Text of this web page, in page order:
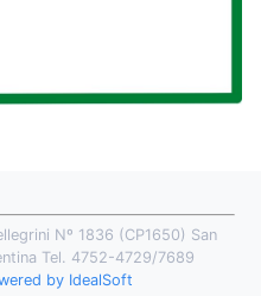
Nº 1836 (CP1650) San
Tel. 4752-4729/7689
by IdealSoft